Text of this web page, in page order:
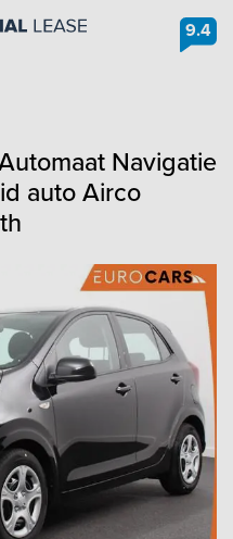
9.4
Navigatie
auto Airco